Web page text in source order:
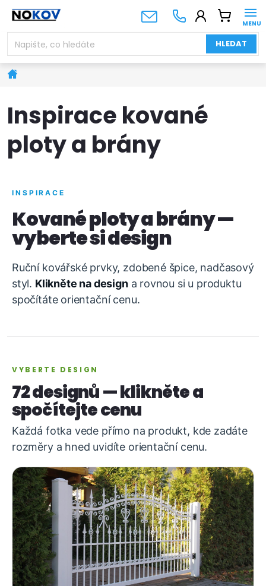
Přejít
obsah
HLEDAT
NÁKUPNÍ
KOŠÍK
Inspirace kované
ploty a brány
INSPIRACE
Kované ploty a brány —
vyberte si design
Ruční kovářské prvky, zdobené špice, nadčasový
styl. Klikněte na designa rovnou si u produktu
spočítáte orientační cenu.
VYBERTE DESIGN
72 designů — klikněte a
spočítejte cenu
Každá fotka vede přímo na produkt, kde zadáte
rozměry a hned uvidíte orientační cenu.